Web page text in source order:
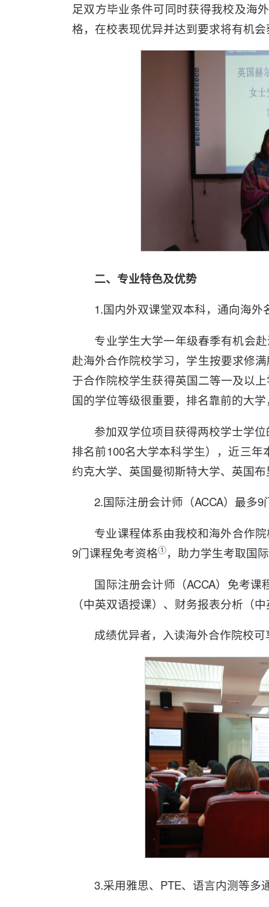
足双方毕业条件可同时获得我校及海
格，在校表现优异并达到要求将有机
二、专业特色及优势
1.国内外双课堂双本科，通向海外
专业学生大学一年级春季有机会
赴海外合作院校学习，学生按要求修
于合作院校学生获得英国二等一及以
国的学位等级很重要，排名靠前的大
参加双学位项目获得两校学士学
排名前100名大学本科学生），近三
约克大学、英国曼彻斯特大学、英国
2.国际注册会计师（ACCA）最多
专业课程体系由我校和海外合作
9门课程免考资格①，助力学生考取国
国际注册会计师（ACCA）免考
（中英双语授课）、财务报表分析（
成绩优异者，入读海外合作院校
3.采用雅思、PTE、语言内测等多